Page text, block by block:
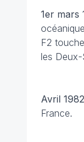
1er mars
F2
les Deux-
Avril 1982
France.